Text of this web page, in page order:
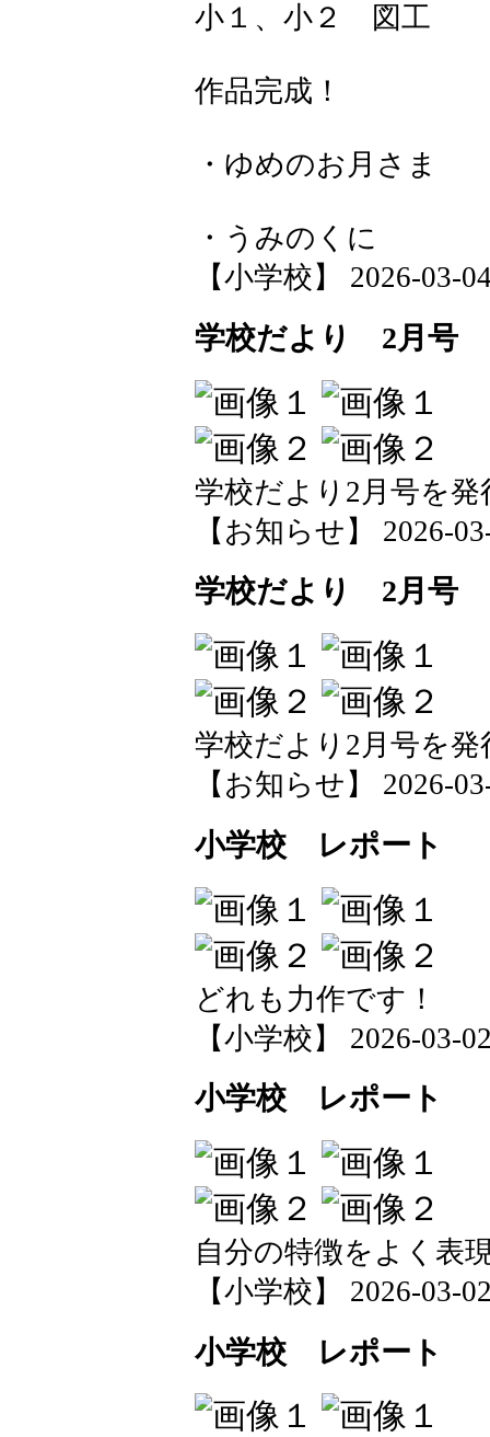
小１、小２ 図工
作品完成！
・ゆめのお月さま
・うみのくに
【小学校】 2026-03-
学校だより 2月号
学校だより2月号を
【お知らせ】 2026-
学校だより 2月号
学校だより2月号を
【お知らせ】 2026-
小学校 レポート
どれも力作です！
【小学校】 2026-03-
小学校 レポート
自分の特徴をよく表
【小学校】 2026-03-
小学校 レポート